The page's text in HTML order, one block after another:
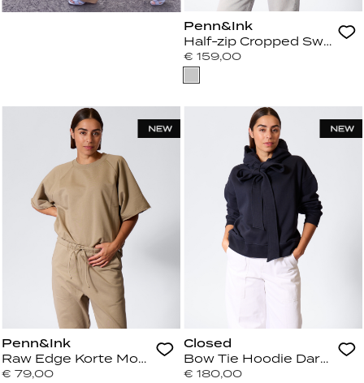
Penn&Ink
Half-zip Cropped
€ 159,00
Penn&Ink
Raw Edge Korte Mouw Sweater Dessert
€ 79,00
Closed
Bow Tie Hoodie Dark
€ 180,00